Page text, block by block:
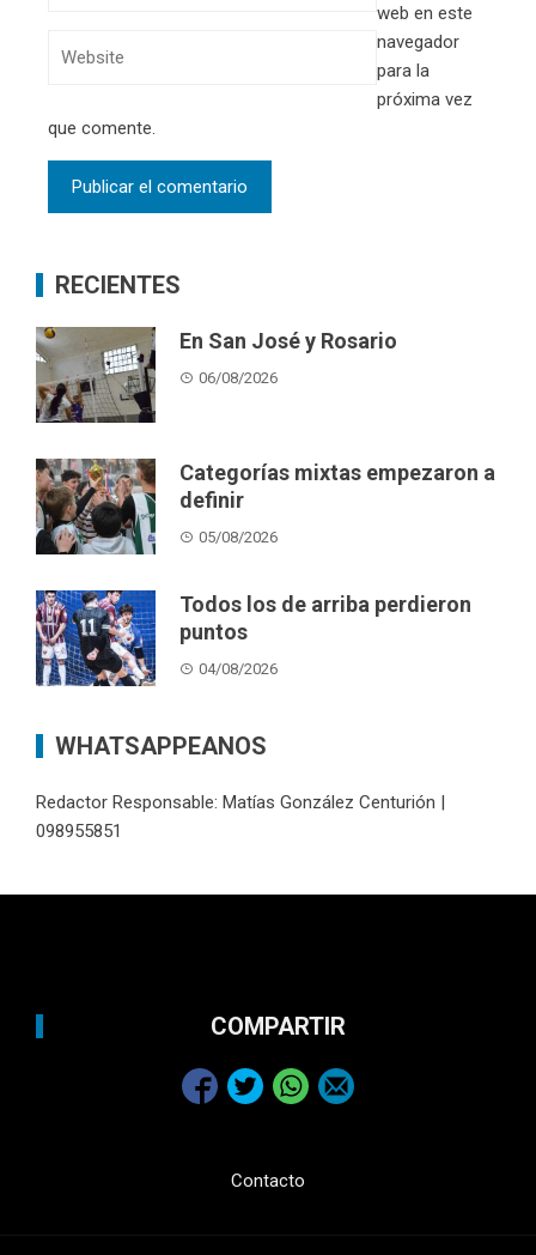
web en este
navegador
para la
próxima vez
que comente.
RECIENTES
En San José y Rosario
06/08/2026
Categorías mixtas empezaron a
definir
05/08/2026
Todos los de arriba perdieron
puntos
04/08/2026
WHATSAPPEANOS
Redactor Responsable: Matías González Centurión |
098955851
COMPARTIR
Contacto